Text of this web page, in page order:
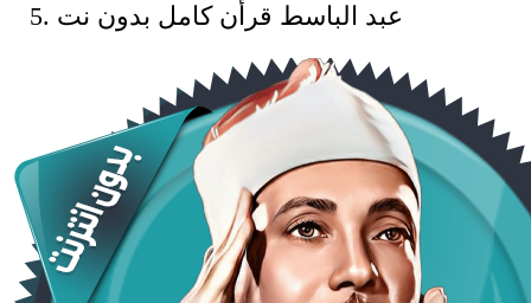
عبد الباسط قرأن كامل بدون نت